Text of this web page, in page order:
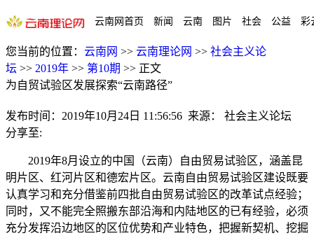
云南网首页 新闻 云南 图片 社会 公益 彩
您当前的位置： 云南网 >> 云南理论网 >> 社会主义论
坛 >> 2019年 >> 第10期 >> 正文
为自贸试验区发展探索“云南路径”
发布时间： 2019年10月24日 11:56:56 来源：
社会主义论坛
分享至:
2019年8月设立的中国（云南）自由贸易试验区，涵盖昆
明片区、红河片区和德宏片区。云南自由贸易试验区建设既要
认真学习和充分借鉴前四批自由贸易试验区的改革试点经验；
同时，又不能完全照搬东部沿海和内陆地区的已有经验，必须
充分发挥沿边地区的区位优势和产业特色，把握新契机、挖掘